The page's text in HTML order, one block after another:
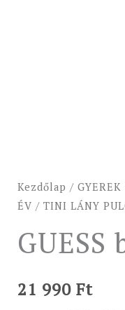
Kezdőlap /
ÉV / TINI LÁNY
GUESS
21 990 Ft